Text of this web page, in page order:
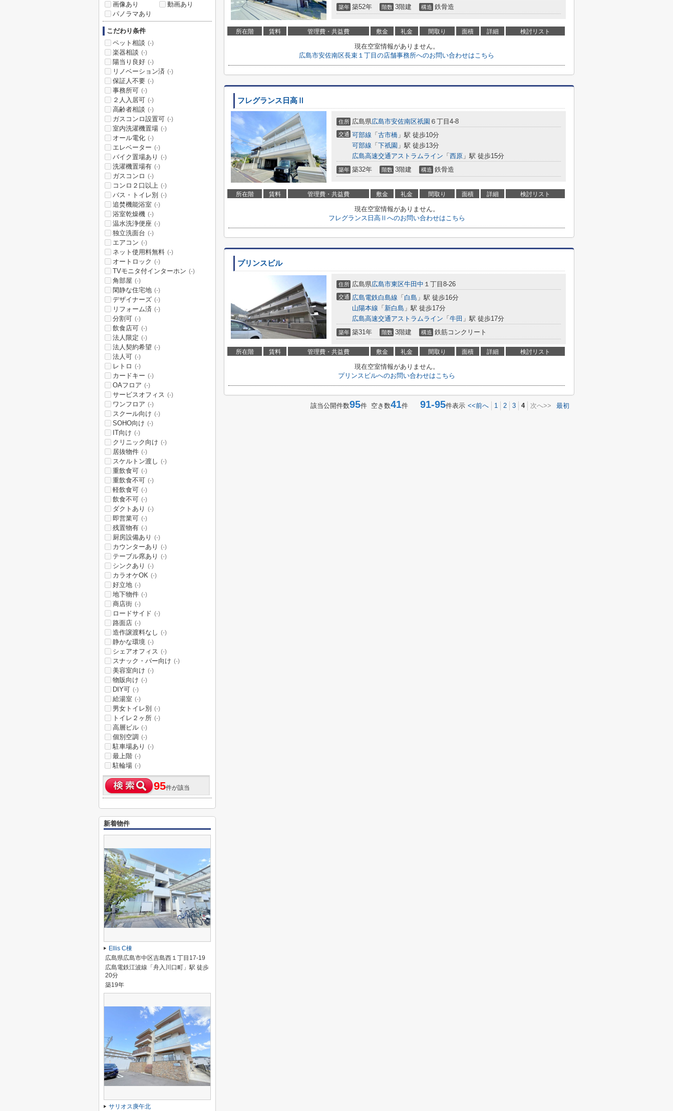
築年 築52年 階数 3階建 構造 鉄骨造
所在階 賃料 管理費・共益費 敷金 礼金 間取り 面積 詳細 検討リスト
現在空室情報がありません。
広島市安佐南区長束１丁目の店舗事務所へのお問い合わせはこちら
フレグランス日高Ⅱ
住所 広島県広島市安佐南区祇園 ６丁目4-8
交通 可部線 「 古市橋 」駅 徒歩10分
可部線 「 下祇園 」駅 徒歩13分
広島高速交通アストラムライン 「 西原 」駅 徒歩15分
築年 築32年 階数 3階建 構造 鉄骨造
所在階 賃料 管理費・共益費 敷金 礼金 間取り 面積 詳細 検討リスト
現在空室情報がありません。
フレグランス日高Ⅱへのお問い合わせはこちら
プリンスビル
住所 広島県広島市東区牛田中 １丁目8-26
交通 広島電鉄白島線 「 白島 」駅 徒歩16分
山陽本線 「 新白島 」駅 徒歩17分
広島高速交通アストラムライン 「 牛田 」駅 徒歩17分
築年 築31年 階数 3階建 構造 鉄筋コンクリート
所在階 賃料 管理費・共益費 敷金 礼金 間取り 面積 詳細 検討リスト
現在空室情報がありません。
プリンスビルへのお問い合わせはこちら
該当公開件数95件 空き数41件 91-95件表示 <<前へ 1 2 3 4 次へ>> 最初
画像あり
動画あり
パノラマあり
こだわり条件
ペット相談 (-)
楽器相談 (-)
陽当り良好 (-)
リノベーション済 (-)
保証人不要 (-)
事務所可 (-)
２人入居可 (-)
高齢者相談 (-)
ガスコンロ設置可 (-)
室内洗濯機置場 (-)
オール電化 (-)
エレベーター (-)
バイク置場あり (-)
洗濯機置場有 (-)
ガスコンロ (-)
コンロ２口以上 (-)
バス・トイレ別 (-)
追焚機能浴室 (-)
浴室乾燥機 (-)
温水洗浄便座 (-)
独立洗面台 (-)
エアコン (-)
ネット使用料無料 (-)
オートロック (-)
TVモニタ付インターホン (-)
角部屋 (-)
閑静な住宅地 (-)
デザイナーズ (-)
リフォーム済 (-)
分割可 (-)
飲食店可 (-)
法人限定 (-)
法人契約希望 (-)
法人可 (-)
レトロ (-)
カードキー (-)
OAフロア (-)
サービスオフィス (-)
ワンフロア (-)
スクール向け (-)
SOHO向け (-)
IT向け (-)
クリニック向け (-)
居抜物件 (-)
スケルトン渡し (-)
重飲食可 (-)
重飲食不可 (-)
軽飲食可 (-)
飲食不可 (-)
ダクトあり (-)
即営業可 (-)
残置物有 (-)
厨房設備あり (-)
カウンターあり (-)
テーブル席あり (-)
シンクあり (-)
カラオケOK (-)
好立地 (-)
地下物件 (-)
商店街 (-)
ロードサイド (-)
路面店 (-)
造作譲渡料なし (-)
静かな環境 (-)
シェアオフィス (-)
スナック・バー向け (-)
美容室向け (-)
物販向け (-)
DIY可 (-)
給湯室 (-)
男女トイレ別 (-)
トイレ２ヶ所 (-)
高層ビル (-)
個別空調 (-)
駐車場あり (-)
最上階 (-)
駐輪場 (-)
95件が該当
新着物件
Ellis C棟
広島県広島市中区吉島西１丁目17-19
広島電鉄江波線「舟入川口町」駅 徒歩
20分
築19年
サリオス庚午北